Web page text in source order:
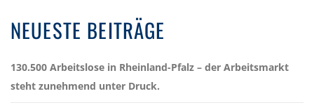
NEUESTE BEITRÄGE
130.500 Arbeitslose in Rheinland-Pfalz – der Arbeitsmarkt
steht zunehmend unter Druck.